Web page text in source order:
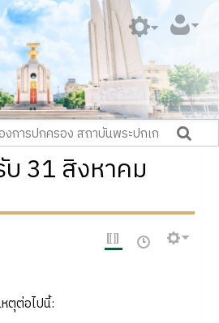
31 สิงหาคม
ตุต่อไปนี้: